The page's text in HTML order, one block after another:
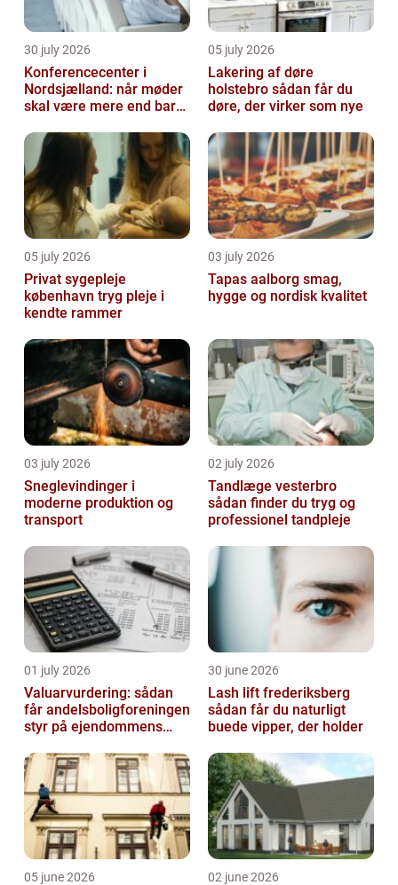
30 july 2026
Konferencecenter i
Nordsjælland: når møder
skal være mere end bare
05 july 2026
Lakering af døre
holstebro sådan får du
døre, der virker som nye
05 july 2026
Privat sygepleje
københavn tryg pleje i
kendte rammer
03 july 2026
Tapas aalborg smag,
hygge og nordisk kvalitet
03 july 2026
Sneglevindinger i
moderne produktion og
transport
02 july 2026
Tandlæge vesterbro
sådan finder du tryg og
professionel tandpleje
01 july 2026
Valuarvurdering: sådan
får andelsboligforeningen
styr på ejendommens
30 june 2026
Lash lift frederiksberg
sådan får du naturligt
buede vipper, der holder
05 june 2026 02 june 2026